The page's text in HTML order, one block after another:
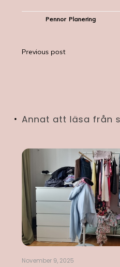
Pennor, Planering
Post
Previous post
Annat att läsa från
July 19, 2025